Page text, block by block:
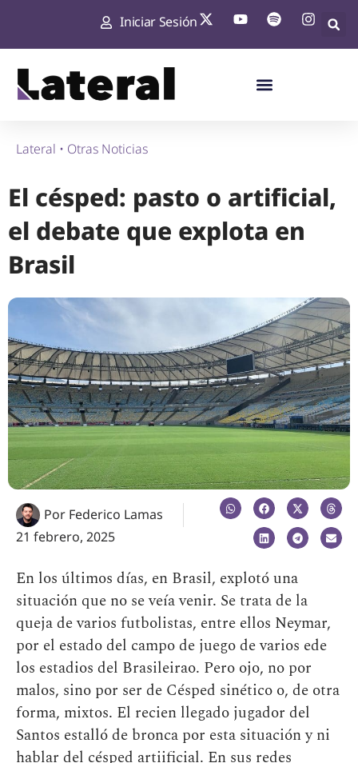
Iniciar Sesión
Lateral • Otras Noticias
El césped: pasto o artificial,
el debate que explota en
Brasil
Por Federico Lamas
21 febrero, 2025
En los últimos días, en Brasil, explotó una
situación que no se veía venir. Se trata de la
queja de varios futbolistas, entre ellos Neymar,
por el estado del campo de juego de varios ede
los estadios del Brasileirao. Pero ojo, no por
malos, sino por ser de Césped sinético o, de otra
forma, mixtos. El recien llegado jugador del
Santos estalló de bronca por esta situación y ni
hablar del césped artiificial. En sus redes